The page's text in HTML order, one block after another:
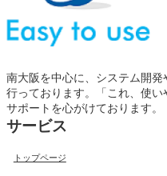
南大阪を中心に、システム開
行っております。「これ、使い
サポートを心がけております。
サービス
トップページ